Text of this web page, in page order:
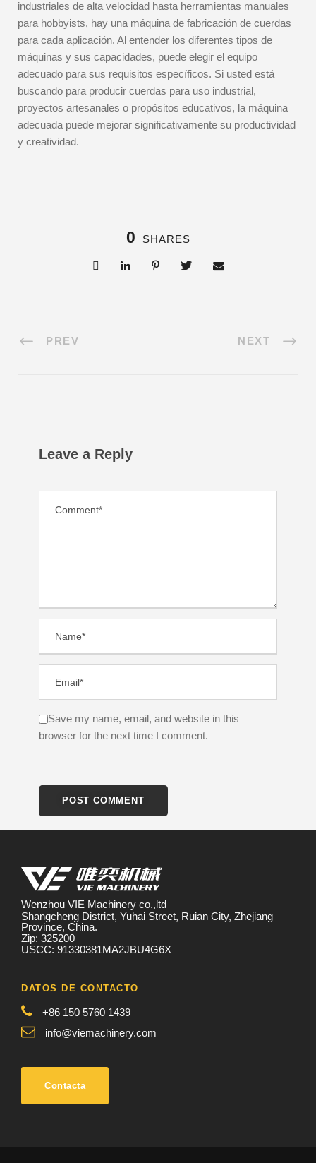
industriales de alta velocidad hasta herramientas manuales
para hobbyists, hay una máquina de fabricación de cuerdas
para cada aplicación. Al entender los diferentes tipos de
máquinas y sus capacidades, puede elegir el equipo
adecuado para sus requisitos específicos. Si usted está
buscando para producir cuerdas para uso industrial,
proyectos artesanales o propósitos educativos, la máquina
adecuada puede mejorar significativamente su productividad
y creatividad.
0 SHARES
PREV NEXT
Leave a Reply
Save my name, email, and website in this
browser for the next time I comment.
Wenzhou VIE Machinery co.,ltd
Shangcheng District, Yuhai Street, Ruian City, Zhejiang
Province, China.
Zip: 325200
USCC: 91330381MA2JBU4G6X
DATOS DE CONTACTO
+86 150 5760 1439
info@viemachinery.com
Contacta